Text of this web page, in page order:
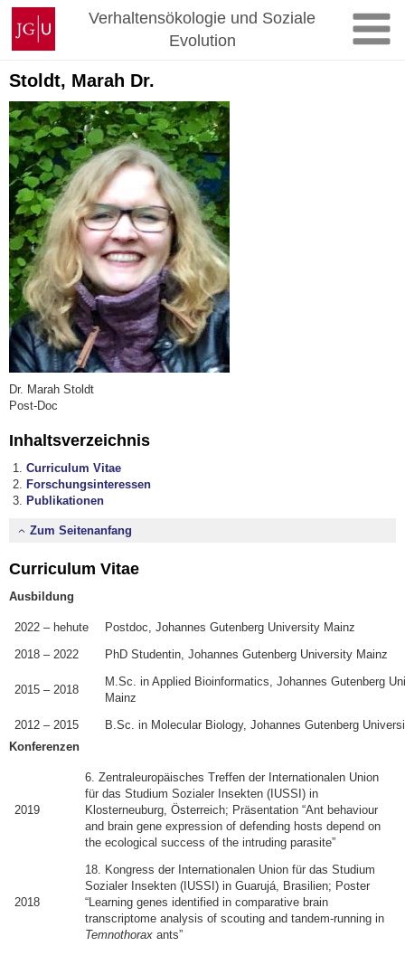
Zum
Inhalt
springen
Johannes
Gutenberg-
Universität
Mainz
Verhaltensökologie und Soziale
Evolution
Stoldt, Marah Dr.
Dr. Marah Stoldt
Post-Doc
Inhaltsverzeichnis
Curriculum Vitae
Forschungsinteressen
Publikationen
Zum Seitenanfang
Curriculum Vitae
Ausbildung
2022 – hehute
Postdoc, Johannes Gutenberg University Mainz
2018 – 2022
PhD Studentin, Johannes Gutenberg University Mainz
2015 – 2018
M.Sc. in Applied Bioinformatics, Johannes Gutenberg
Mainz
2012 – 2015
B.Sc. in Molecular Biology, Johannes Gutenberg
Konferenzen
2019
6. Zentraleuropäisches Treffen der Internationalen Union
für das Studium Sozialer Insekten (IUSSI) in
Klosterneuburg, Österreich; Präsentation “Ant behaviour
and brain gene expression of defending hosts depend on
the ecological success of the intruding parasite”
2018
18. Kongress der Internationalen Union für das Studium
Sozialer Insekten (IUSSI) in Guarujá, Brasilien; Poster
“Learning genes identified in comparative brain
transcriptome analysis of scouting and tandem-running in
Temnothorax ants”